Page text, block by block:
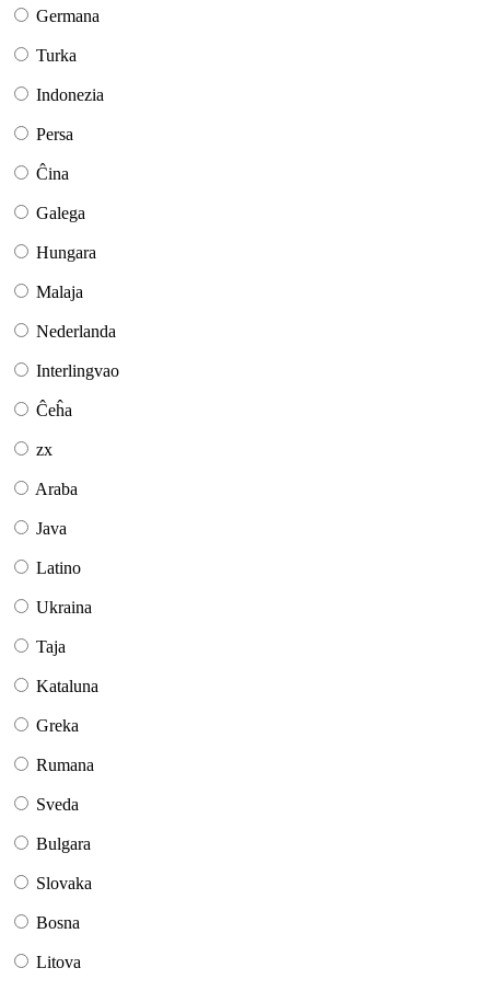
Germana
Turka
Indonezia
Persa
Ĉina
Galega
Hungara
Malaja
Nederlanda
Interlingvao
Ĉeĥa
zx
Araba
Java
Latino
Ukraina
Taja
Kataluna
Greka
Rumana
Sveda
Bulgara
Slovaka
Bosna
Litova